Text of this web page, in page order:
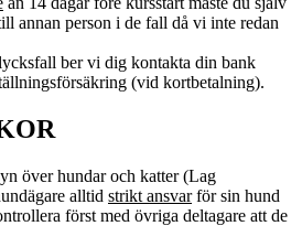
annan person i de fall då vi inte redan
ber vi dig kontakta din bank
(vid kortbetalning).
över hundar och katter (Lag
alltid strikt ansvarför sin hund
först med övriga deltagare att de